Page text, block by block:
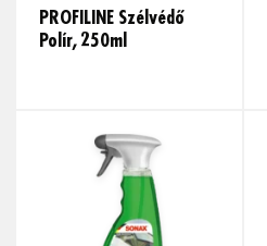
PROFILINE Szélvédő
Polír, 250ml